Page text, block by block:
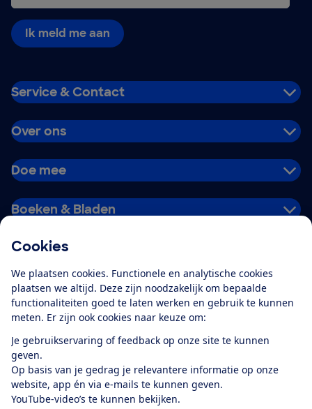
Cookies
We plaatsen cookies. Functionele en analytische cookies
plaatsen we altijd. Deze zijn noodzakelijk om bepaalde
functionaliteiten goed te laten werken en gebruik te kunnen
meten. Er zijn ook cookies naar keuze om:
Je gebruikservaring of feedback op onze site te kunnen
geven.
Op basis van je gedrag je relevantere informatie op onze
website, app én via e-mails te kunnen geven.
YouTube-video’s te kunnen bekijken.
Ik meld me aan
Service & Contact
Over ons
Doe mee
Boeken & Bladen
Alles over de
app
Algemene Voorwaarden
Privacyverklaring
Cookiebeleid
Privacyvoorkeuren